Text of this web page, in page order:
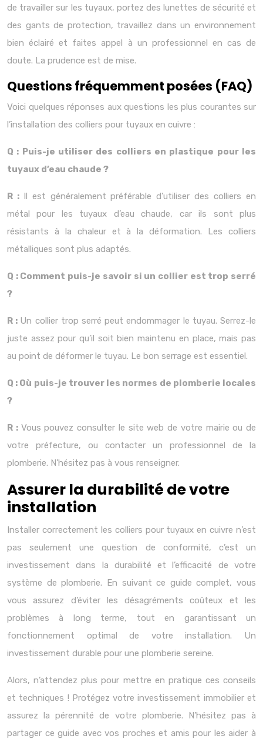
de travailler sur les tuyaux, portez des lunettes de sécurité et
des gants de protection, travaillez dans un environnement
bien éclairé et faites appel à un professionnel en cas de
doute. La prudence est de mise.
Questions fréquemment posées (FAQ)
Voici quelques réponses aux questions les plus courantes sur
l’installation des colliers pour tuyaux en cuivre :
Q : Puis-je utiliser des colliers en plastique pour les
tuyaux d’eau chaude ?
R : Il est généralement préférable d’utiliser des colliers en
métal pour les tuyaux d’eau chaude, car ils sont plus
résistants à la chaleur et à la déformation. Les colliers
métalliques sont plus adaptés.
Q : Comment puis-je savoir si un collier est trop serré
?
R : Un collier trop serré peut endommager le tuyau. Serrez-le
juste assez pour qu’il soit bien maintenu en place, mais pas
au point de déformer le tuyau. Le bon serrage est essentiel.
Q : Où puis-je trouver les normes de plomberie locales
?
R : Vous pouvez consulter le site web de votre mairie ou de
votre préfecture, ou contacter un professionnel de la
plomberie. N’hésitez pas à vous renseigner.
Assurer la durabilité de votre
installation
Installer correctement les colliers pour tuyaux en cuivre n’est
pas seulement une question de conformité, c’est un
investissement dans la durabilité et l’efficacité de votre
système de plomberie. En suivant ce guide complet, vous
vous assurez d’éviter les désagréments coûteux et les
problèmes à long terme, tout en garantissant un
fonctionnement optimal de votre installation. Un
investissement durable pour une plomberie sereine.
Alors, n’attendez plus pour mettre en pratique ces conseils
et techniques ! Protégez votre investissement immobilier et
assurez la pérennité de votre plomberie. N’hésitez pas à
partager ce guide avec vos proches et amis pour les aider à